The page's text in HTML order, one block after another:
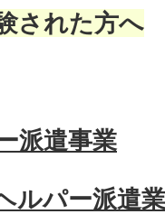
された方へ
派遣事業
ルパー派遣